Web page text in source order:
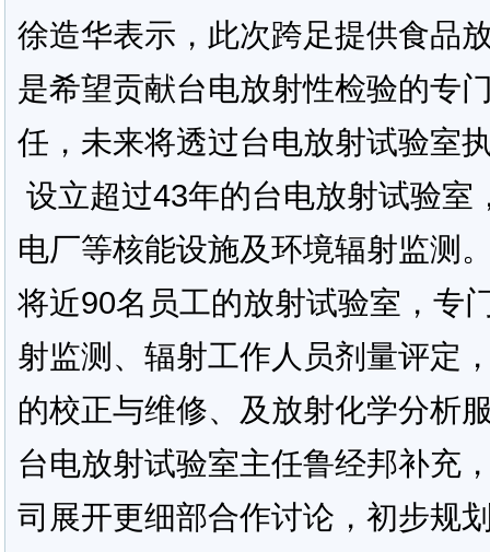
徐造华表示，此次跨足提供食品
是希望贡献台电放射性检验的专
任，未来将透过台电放射试验室
设立超过43年的台电放射试验室
电厂等核能设施及环境辐射监测
将近90名员工的放射试验室，专
射监测、辐射工作人员剂量评定
的校正与维修、及放射化学分析
台电放射试验室主任鲁经邦补充
司展开更细部合作讨论，初步规